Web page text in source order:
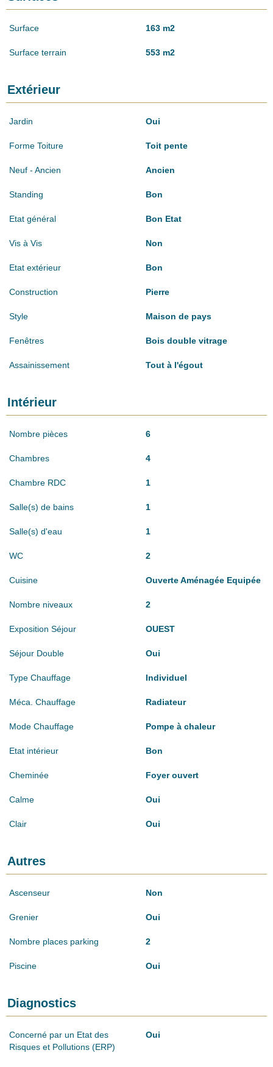
Surface 163 m2
Surface terrain 553 m2
Extérieur
Jardin Oui
Forme Toiture Toit pente
Neuf - Ancien Ancien
Standing Bon
Etat général Bon Etat
Vis à Vis Non
Etat extérieur Bon
Construction Pierre
Style Maison de pays
Fenêtres Bois double vitrage
Assainissement Tout à l'égout
Intérieur
Nombre pièces 6
Chambres 4
Chambre RDC 1
Salle(s) de bains 1
Salle(s) d'eau 1
WC 2
Cuisine Ouverte Aménagée Equipée
Nombre niveaux 2
Exposition Séjour OUEST
Séjour Double Oui
Type Chauffage Individuel
Méca. Chauffage Radiateur
Mode Chauffage Pompe à chaleur
Etat intérieur Bon
Cheminée Foyer ouvert
Calme Oui
Clair Oui
Autres
Ascenseur Non
Grenier Oui
Nombre places parking 2
Piscine Oui
Diagnostics
Concerné par un Etat des
Risques et Pollutions (ERP)
Oui